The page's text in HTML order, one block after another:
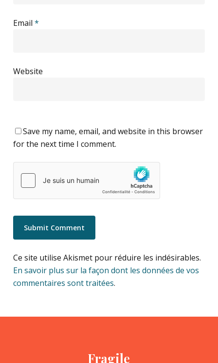
Email *
Website
Save my name, email, and website in this browser
for the next time I comment.
Ce site utilise Akismet pour réduire les indésirables.
En savoir plus sur la façon dont les données de vos
commentaires sont traitées.
Fragile